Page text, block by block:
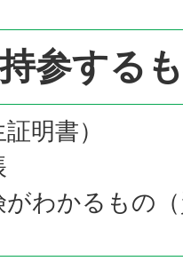
参する
明書）
がわかるもの